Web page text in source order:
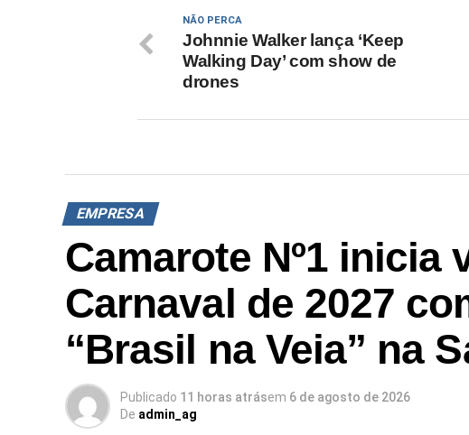
NÃO PERCA
Johnnie Walker lança ‘Keep
Walking Day’ com show de
drones
EMPRESA
Camarote Nº1 inicia
Carnaval de 2027
“Brasil na Veia” na
Publicado 11 horas atrásem 6 de agosto de 2026
De admin_ag